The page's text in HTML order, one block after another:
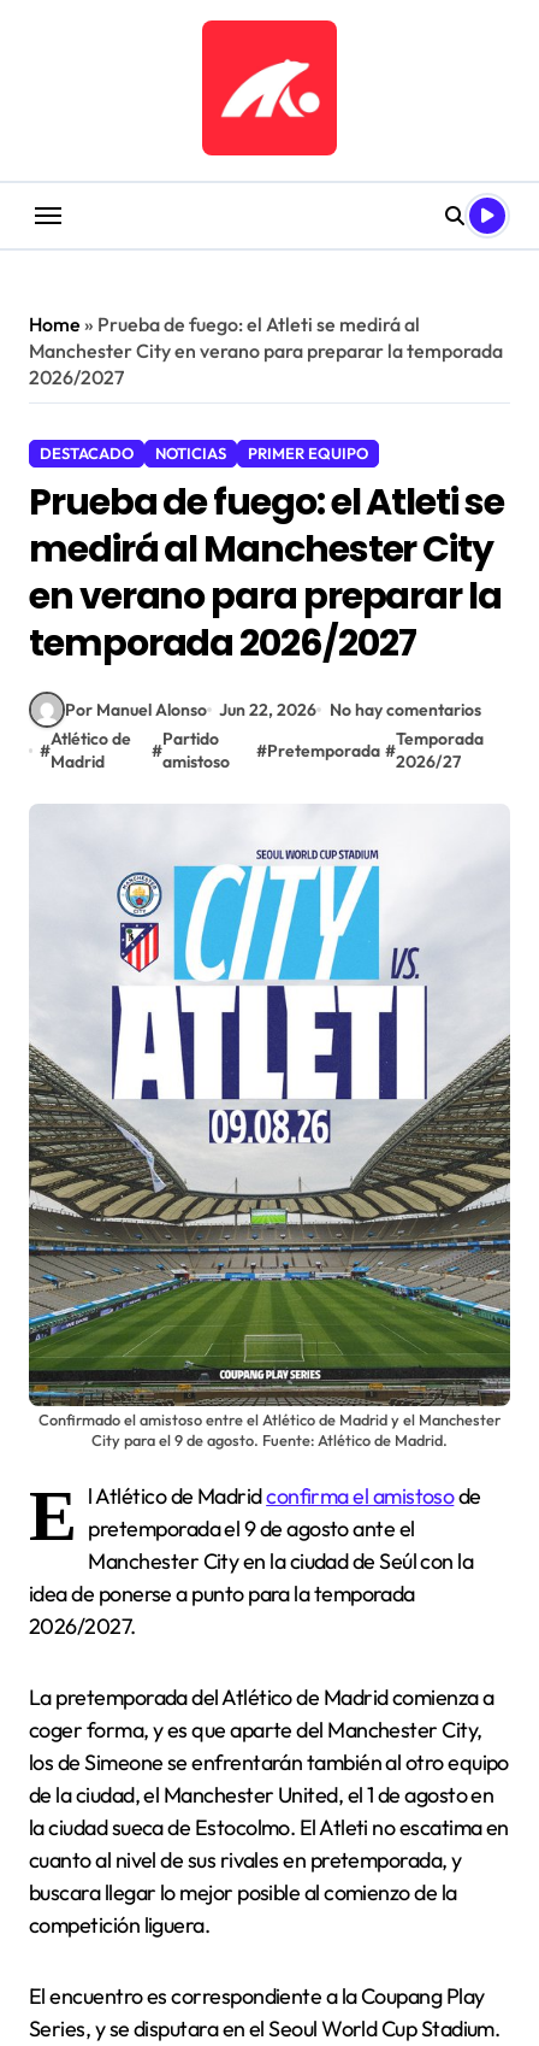
Home » Prueba de fuego: el Atleti se medirá al
Manchester City en verano para preparar la temporada
2026/2027
DESTACADO NOTICIAS PRIMER EQUIPO
Prueba de fuego: el Atleti se
medirá al Manchester City
en verano para preparar la
temporada 2026/2027
Por Manuel Alonso Jun 22, 2026
No hay comentarios
#
Atlético de
Madrid
#
Partido
amistoso
#Pretemporada #
Temporada
2026/27
Confirmado el amistoso entre el Atlético de Madrid y el Manchester
City para el 9 de agosto. Fuente: Atlético de Madrid.
E l Atlético de Madridconfirma el amistosode
pretemporada el 9 de agosto ante el
Manchester City en la ciudad de Seúl con la
idea de ponerse a punto para la temporada
2026/2027.
La pretemporada del Atlético de Madrid comienza a
coger forma, y es que aparte del Manchester City,
los de Simeone se enfrentarán también al otro equipo
de la ciudad, el Manchester United, el 1 de agosto en
la ciudad sueca de Estocolmo. El Atleti no escatima en
cuanto al nivel de sus rivales en pretemporada, y
buscara llegar lo mejor posible al comienzo de la
competición liguera.
El encuentro es correspondiente a la Coupang Play
Series, y se disputara en el Seoul World Cup Stadium.